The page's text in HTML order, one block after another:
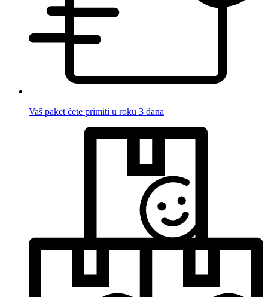
Vaš paket ćete primiti u roku 3 dana